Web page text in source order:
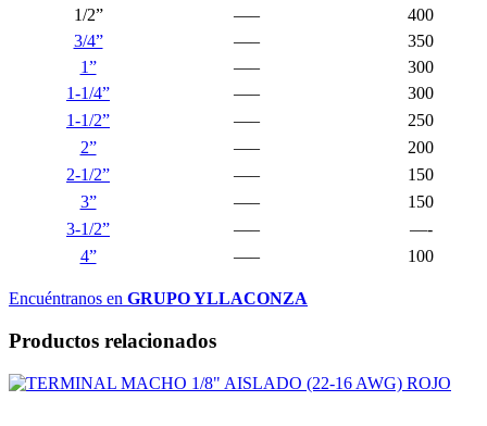
1/2”
—–
400
3/4”
—–
350
1”
—–
300
1-1/4”
—–
300
1-1/2”
—–
250
2”
—–
200
2-1/2”
—–
150
3”
—–
150
3-1/2”
—–
—-
4”
—– 100
Encuéntranos en GRUPO YLLACONZA
Productos relacionados